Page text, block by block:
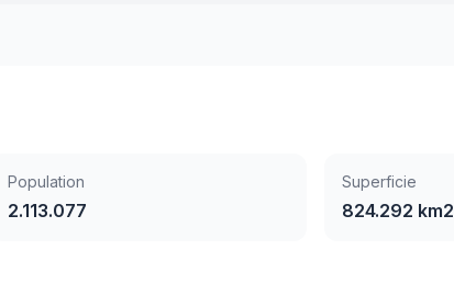
Population
2.113.077
Superficie
824.292 km2